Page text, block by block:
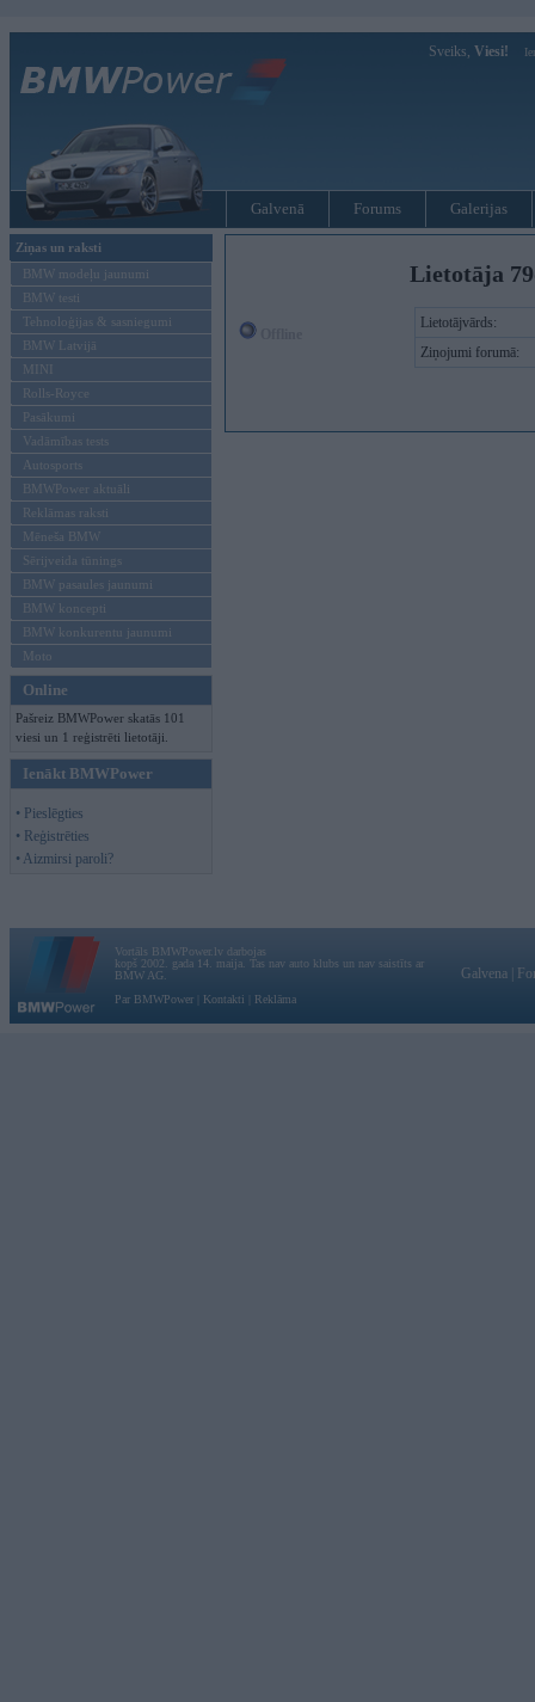
Sveiks, Viesi!
Galvenā Forums Galerijas
Ziņas un raksti
BMW modeļu jaunumi
BMW testi
Tehnoloģijas & sasniegumi
BMW Latvijā
MINI
Rolls-Royce
Pasākumi
Vadāmības tests
Autosports
BMWPower aktuāli
Reklāmas raksti
Mēneša BMW
Sērijveida tūnings
BMW pasaules jaunumi
BMW koncepti
BMW konkurentu jaunumi
Moto
Online
Pašreiz BMWPower skatās 101
viesi un 1 reģistrēti lietotāji.
Ienākt BMWPower
• Pieslēgties
• Reģistrēties
• Aizmirsi paroli?
Lietotāja
Lietotājvārds:
Ziņojumi forumā:
Vortāls BMWPower.lv darbojas
kopš 2002. gada 14. maija. Tas nav auto klubs un nav saistīts ar
BMW AG.
Par BMWPower
Kontakti Reklāma
Galvena